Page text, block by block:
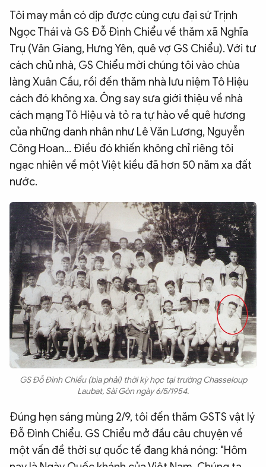
Video Ảnh
Infographic
Chuyên trang An ninh thế giớiVăn nghệ Công an
Tôi may mắn có dịp được cùng cựu đại sứ Trịnh
Ngọc Thái và GS Đỗ Đình Chiểu về thăm xã Nghĩa
Trụ (Văn Giang, Hưng Yên, quê vợ GS Chiểu). Với tư
cách chủ nhà, GS Chiểu mời chúng tôi vào chùa
làng Xuân Cầu, rồi đến thăm nhà lưu niệm Tô Hiệu
cách đó không xa. Ông say sưa giới thiệu về nhà
cách mạng Tô Hiệu và tỏ ra tự hào về quê hương
của những danh nhân như Lê Văn Lương, Nguyễn
Công Hoan... Điều đó khiến không chỉ riêng tôi
ngạc nhiên về một Việt kiều đã hơn 50 năm xa đất
nước.
GS Đỗ Đình Chiểu (bìa phải) thời kỳ học tại trường Chasseloup
Laubat, Sài Gòn ngày 6/5/1954.
Đúng hẹn sáng mùng 2/9, tôi đến thăm GSTS vật lý
Đỗ Đình Chiểu. GS Chiểu mở đầu câu chuyện về
một vấn đề thời sự quốc tế đang khá nóng: "Hôm